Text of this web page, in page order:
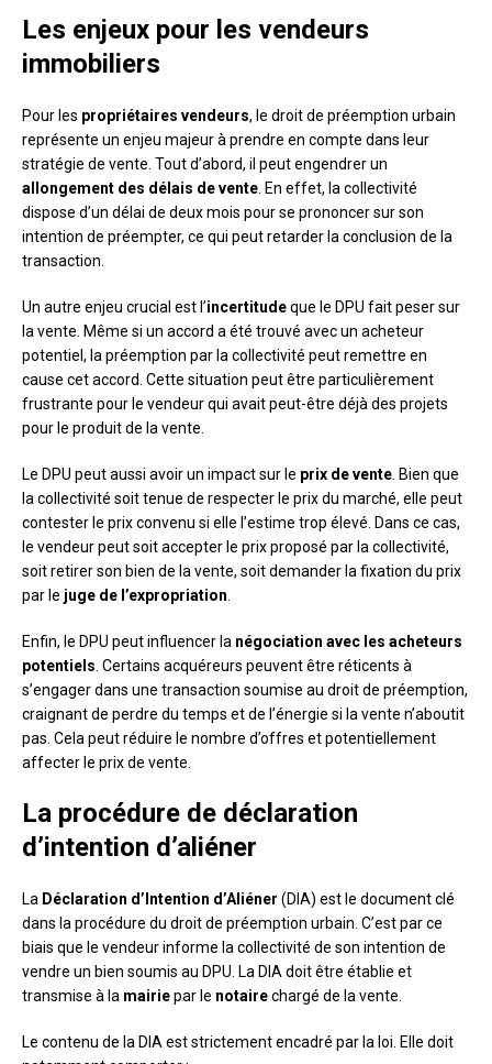
Les enjeux pour les vendeurs
immobiliers
Pour les propriétaires vendeurs, le droit de préemption urbain
représente un enjeu majeur à prendre en compte dans leur
stratégie de vente. Tout d’abord, il peut engendrer un
allongement des délais de vente . En effet, la collectivité
dispose d’un délai de deux mois pour se prononcer sur son
intention de préempter, ce qui peut retarder la conclusion de la
transaction.
Un autre enjeu crucial est l’incertitudeque le DPU fait peser sur
la vente. Même si un accord a été trouvé avec un acheteur
potentiel, la préemption par la collectivité peut remettre en
cause cet accord. Cette situation peut être particulièrement
frustrante pour le vendeur qui avait peut-être déjà des projets
pour le produit de la vente.
Le DPU peut aussi avoir un impact sur le prix de vente . Bien que
la collectivité soit tenue de respecter le prix du marché, elle peut
contester le prix convenu si elle l’estime trop élevé. Dans ce cas,
le vendeur peut soit accepter le prix proposé par la collectivité,
soit retirer son bien de la vente, soit demander la fixation du prix
par le juge de l’expropriation
Enfin, le DPU peut influencer la négociation avec les acheteurs
potentiels . Certains acquéreurs peuvent être réticents à
s’engager dans une transaction soumise au droit de préemption,
craignant de perdre du temps et de l’énergie si la vente n’aboutit
pas. Cela peut réduire le nombre d’offres et potentiellement
affecter le prix de vente.
La procédure de déclaration
d’intention d’aliéner
La Déclaration d’Intention d’Aliéner (DIA) est le document clé
dans la procédure du droit de préemption urbain. C’est par ce
biais que le vendeur informe la collectivité de son intention de
vendre un bien soumis au DPU. La DIA doit être établie et
transmise à la mairiepar le notairechargé de la vente.
Le contenu de la DIA est strictement encadré par la loi. Elle doit